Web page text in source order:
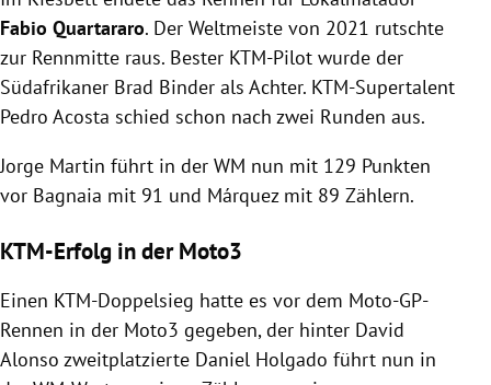
Fabio Quartararo. Der Weltmeiste von 2021 rutschte
zur Rennmitte raus. Bester KTM-Pilot wurde der
Südafrikaner Brad Binder als Achter. KTM-Supertalent
Pedro Acosta schied schon nach zwei Runden aus.
Jorge Martin führt in der WM nun mit 129 Punkten
vor Bagnaia mit 91 und Márquez mit 89 Zählern.
KTM-Erfolg in der Moto3
Einen KTM-Doppelsieg hatte es vor dem Moto-GP-
Rennen in der Moto3 gegeben, der hinter David
Alonso zweitplatzierte Daniel Holgado führt nun in